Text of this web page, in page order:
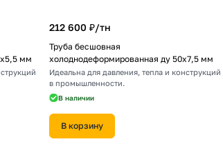
мм
212 600 ₽/тн
Труба бесшовная
холоднодеформированная ду 50х7,5 мм
Идеальна для давления, тепла и конструкций
в промышленности.
В наличии
В корзину